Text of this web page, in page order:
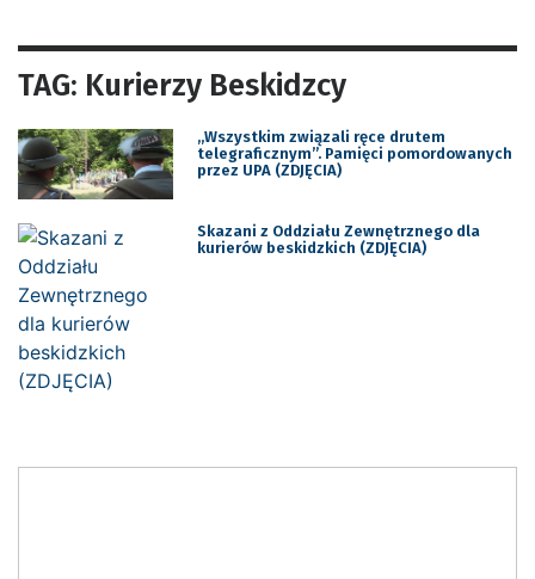
TAG: Kurierzy Beskidzcy
,,Wszystkim związali ręce drutem
telegraficznym”. Pamięci pomordowanych
przez UPA (ZDJĘCIA)
Skazani z Oddziału Zewnętrznego dla
kurierów beskidzkich (ZDJĘCIA)